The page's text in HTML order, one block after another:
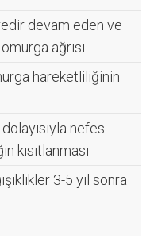
devam eden ve
ağrısı
hareketliliğinin
nefes
kısıtlanması
3-5 yıl sonra